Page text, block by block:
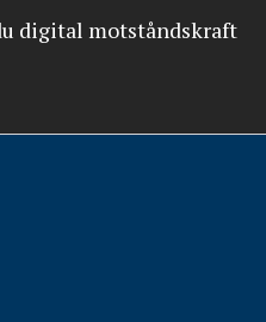
digital motståndskraft